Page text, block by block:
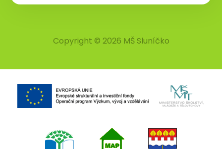
Copyright © 2026 MŠ Sluníčko